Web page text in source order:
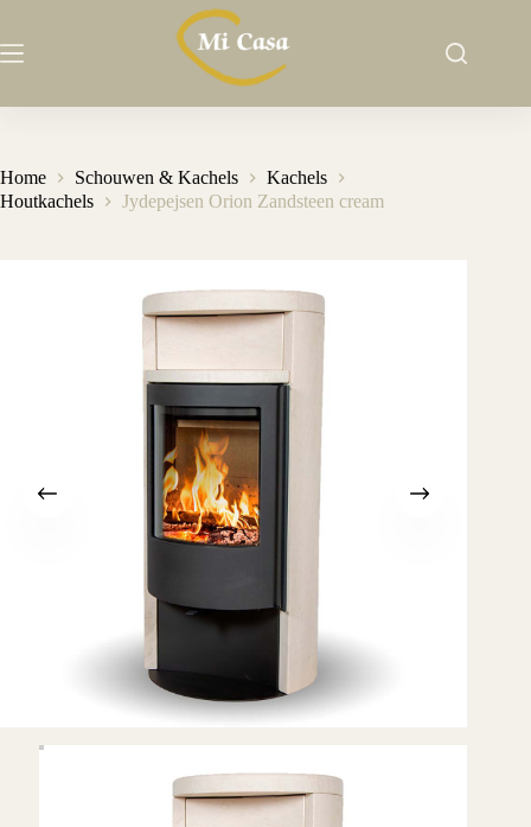
de
Home Schouwen & Kachels
Kachels
Houtkachels
Jydepejsen Orion Zandsteen cream